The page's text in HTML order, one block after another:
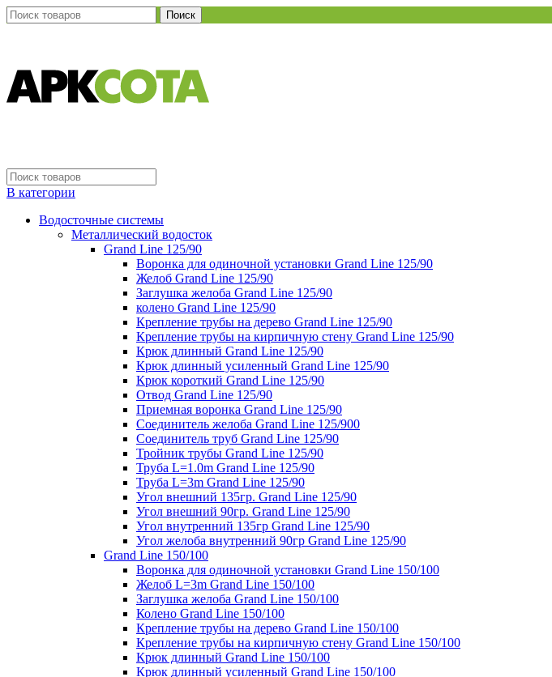
Поиск
В категории
Водосточные системы
Металлический водосток
Grand Line 125/90
Воронка для одиночной установки Grand Line 125/90
Желоб Grand Line 125/90
Заглушка желоба Grand Line 125/90
колено Grand Line 125/90
Крепление трубы на дерево Grand Line 125/90
Крепление трубы на кирпичную стену Grand Line 125/90
Крюк длинный Grand Line 125/90
Крюк длинный усиленный Grand Line 125/90
Крюк короткий Grand Line 125/90
Отвод Grand Line 125/90
Приемная воронка Grand Line 125/90
Соединитель желоба Grand Line 125/900
Соединитель труб Grand Line 125/90
Тройник трубы Grand Line 125/90
Труба L=1.0m Grand Line 125/90
Труба L=3m Grand Line 125/90
Угол внешний 135гр. Grand Line 125/90
Угол внешний 90гр. Grand Line 125/90
Угол внутренний 135гр Grand Line 125/90
Угол желоба внутренний 90гр Grand Line 125/90
Grand Line 150/100
Воронка для одиночной установки Grand Line 150/100
Желоб L=3m Grand Line 150/100
Заглушка желоба Grand Line 150/100
Колено Grand Line 150/100
Крепление трубы на дерево Grand Line 150/100
Крепление трубы на кирпичную стену Grand Line 150/100
Крюк длинный Grand Line 150/100
Крюк длинный усиленный Grand Line 150/100